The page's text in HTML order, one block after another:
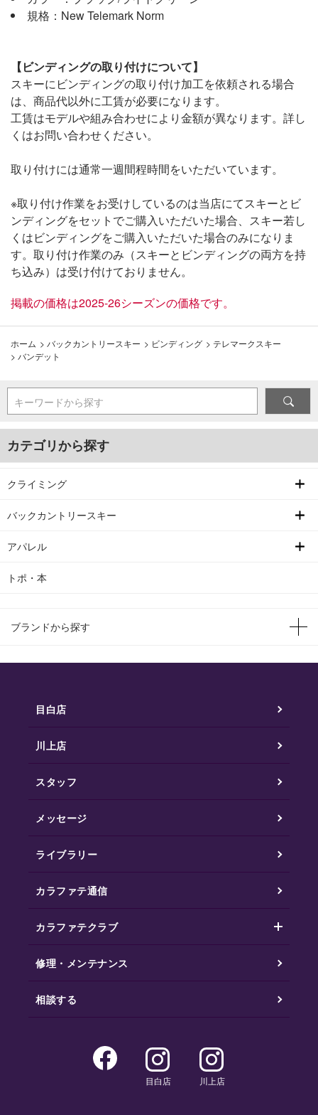
規格：New Telemark Norm
【ビンディングの取り付けについて】
スキーにビンディングの取り付け加工を依頼される場合
は、商品代以外に工賃が必要になります。
工賃はモデルや組み合わせにより金額が異なります。詳し
くはお問い合わせください。
取り付けには通常一週間程時間をいただいています。
※取り付け作業をお受けしているのは当店にてスキーとビ
ンディングをセットでご購入いただいた場合、スキー若し
くはビンディングをご購入いただいた場合のみになりま
す。取り付け作業のみ（スキーとビンディングの両方を持
ち込み）は受け付けておりません。
掲載の価格は2025-26シーズンの価格です。
ホーム > バックカントリースキー > ビンディング > テレマークスキー
> バンデット
キーワードから探す
カテゴリから探す
クライミング
バックカントリースキー
アパレル
トポ・本
ブランドから探す
目白店
川上店
スタッフ
メッセージ
ライブラリー
カラファテ通信
カラファテクラブ
修理・メンテナンス
相談する
目白店 川上店